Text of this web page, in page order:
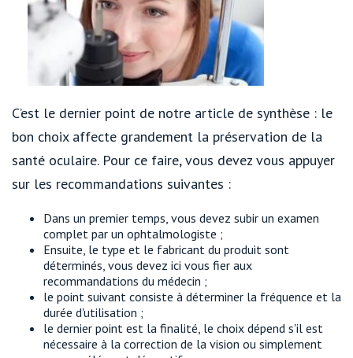
C’est le dernier point de notre article de synthèse : le
bon choix affecte grandement la préservation de la
santé oculaire. Pour ce faire, vous devez vous appuyer
sur les recommandations suivantes :
Dans un premier temps, vous devez subir un examen
complet par un ophtalmologiste ;
Ensuite, le type et le fabricant du produit sont
déterminés, vous devez ici vous fier aux
recommandations du médecin ;
le point suivant consiste à déterminer la fréquence et la
durée d'utilisation ;
le dernier point est la finalité, le choix dépend s'il est
nécessaire à la correction de la vision ou simplement